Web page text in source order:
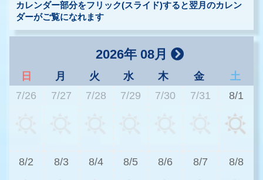
カレンダー部分をフリック(スライド)すると翌月のカレン
ダーがご覧になれます
2026年 08月
日 月 火 水 木 金
土
7/26
7/27 7/28 7/29 7/30 7/31 8/1
8/2 8/3 8/4 8/5 8/6 8/7 8/8